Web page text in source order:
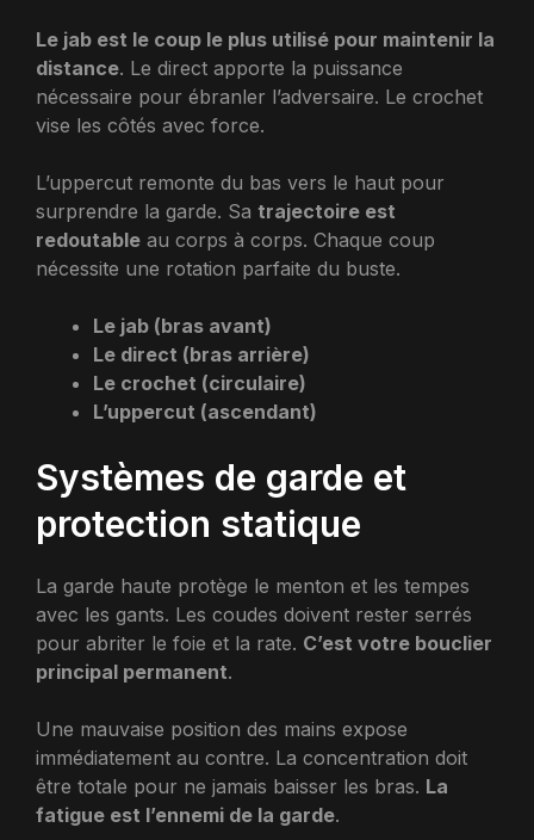
Le jab est le coup le plus utilisé pour maintenir la
distance. Le direct apporte la puissance
nécessaire pour ébranler l’adversaire. Le crochet
vise les côtés avec force.
L’uppercut remonte du bas vers le haut pour
surprendre la garde. Sa trajectoire est
redoutable au corps à corps. Chaque coup
nécessite une rotation parfaite du buste.
Le jab (bras avant)
Le direct (bras arrière)
Le crochet (circulaire)
L’uppercut (ascendant)
Systèmes de garde et
protection statique
La garde haute protège le menton et les tempes
avec les gants. Les coudes doivent rester serrés
pour abriter le foie et la rate. C’est votre bouclier
principal permanent.
Une mauvaise position des mains expose
immédiatement au contre. La concentration doit
être totale pour ne jamais baisser les bras. La
fatigue est l’ennemi de la garde.